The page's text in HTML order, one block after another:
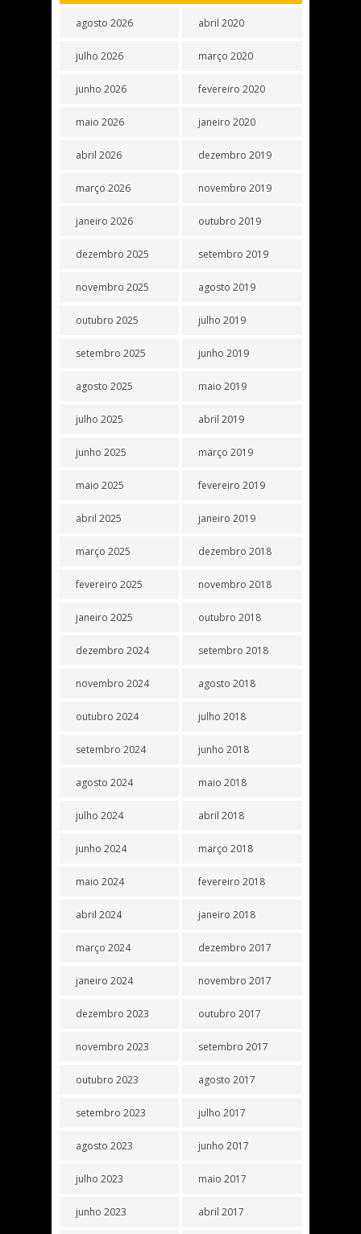
agosto 2026
julho 2026
junho 2026
maio 2026
abril 2026
março 2026
janeiro 2026
dezembro 2025
novembro 2025
outubro 2025
setembro 2025
agosto 2025
julho 2025
junho 2025
maio 2025
abril 2025
março 2025
fevereiro 2025
janeiro 2025
dezembro 2024
novembro 2024
outubro 2024
setembro 2024
agosto 2024
julho 2024
junho 2024
maio 2024
abril 2024
março 2024
janeiro 2024
dezembro 2023
novembro 2023
outubro 2023
setembro 2023
agosto 2023
julho 2023
junho 2023
abril 2020
março 2020
fevereiro 2020
janeiro 2020
dezembro 2019
novembro 2019
outubro 2019
setembro 2019
agosto 2019
julho 2019
junho 2019
maio 2019
abril 2019
março 2019
fevereiro 2019
janeiro 2019
dezembro 2018
novembro 2018
outubro 2018
setembro 2018
agosto 2018
julho 2018
junho 2018
maio 2018
abril 2018
março 2018
fevereiro 2018
janeiro 2018
dezembro 2017
novembro 2017
outubro 2017
setembro 2017
agosto 2017
julho 2017
junho 2017
maio 2017
abril 2017